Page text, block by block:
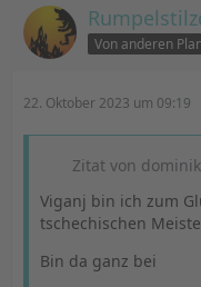
Von anderen
22. Oktober 2023 um 09:19
Zitat von dominik
Viganj bin ich zum
tschechischen
Bin da ganz bei